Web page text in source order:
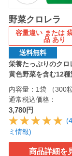
野菜クロレラ
容量違い または
品 あり
送料無料
栄養たっぷりのクロ
黄色野菜を含む12
内容量：1袋 （300粒
通常税込価格：
3,780円
ミ情報)
商品詳細を